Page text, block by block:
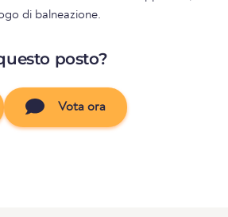
di balneazione.
posto?
Vota ora